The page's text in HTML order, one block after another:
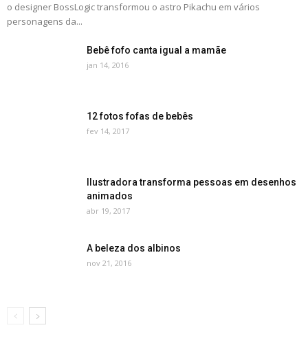
o designer BossLogic transformou o astro Pikachu em vários
personagens da...
Bebê fofo canta igual a mamãe
jan 14, 2016
12 fotos fofas de bebês
fev 14, 2017
Ilustradora transforma pessoas em desenhos
animados
abr 19, 2017
A beleza dos albinos
nov 21, 2016